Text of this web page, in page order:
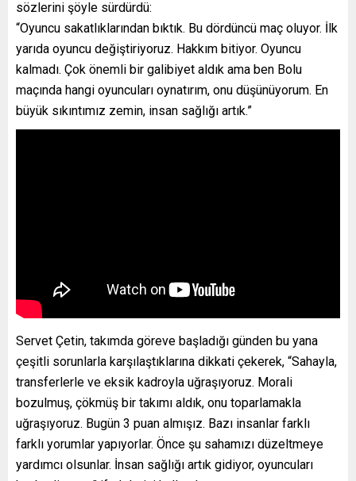
sözlerini şöyle sürdürdü:
“Oyuncu sakatlıklarından bıktık. Bu dördüncü maç oluyor. İlk
yarıda oyuncu değiştiriyoruz. Hakkım bitiyor. Oyuncu
kalmadı. Çok önemli bir galibiyet aldık ama ben Bolu
maçında hangi oyuncuları oynatırım, onu düşünüyorum. En
büyük sıkıntımız zemin, insan sağlığı artık.”
Servet Çetin, takımda göreve başladığı günden bu yana
çeşitli sorunlarla karşılaştıklarına dikkati çekerek, “Sahayla,
transferlerle ve eksik kadroyla uğraşıyoruz. Morali
bozulmuş, çökmüş bir takımı aldık, onu toparlamakla
uğraşıyoruz. Bugün 3 puan almışız. Bazı insanlar farklı
farklı yorumlar yapıyorlar. Önce şu sahamızı düzeltmeye
yardımcı olsunlar. İnsan sağlığı artık gidiyor, oyuncuları